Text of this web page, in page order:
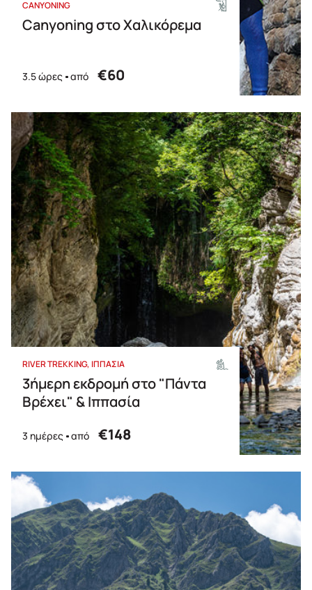
CANYONING
Canyoning στο Χαλικόρεμα
3.5 ώρες από €60
RIVER TREKKING ΙΠΠΑΣΙΑ
3ήμερη εκδρομή στο "Πάντα
Βρέχει" & Ιππασία
3 ημέρες από €148